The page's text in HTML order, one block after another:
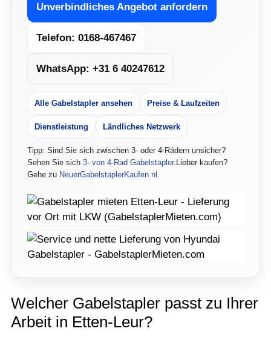
Unverbindliches Angebot anfordern
Telefon: 0168-467467
WhatsApp: +31 6 40247612
Alle Gabelstapler ansehen Preise & Laufzeiten
Dienstleistung Ländliches Netzwerk
Tipp: Sind Sie sich zwischen 3- oder 4-Rädern unsicher?
Sehen Sie sich 3- von 4-Rad Gabelstapler.Lieber kaufen?
Gehe zu NeuerGabelstaplerKaufen.nl
Welcher Gabelstapler passt zu Ihrer
Arbeit in Etten-Leur?